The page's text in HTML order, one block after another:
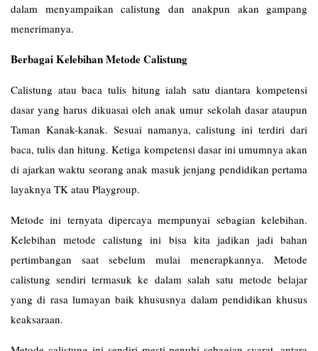
dalam menyampaikan calistung dan anakpun akan gampang
menerimanya.
Berbagai Kelebihan Metode Calistung
Calistung atau baca tulis hitung ialah satu diantara kompetensi
dasar yang harus dikuasai oleh anak umur sekolah dasar ataupun
Taman Kanak-kanak. Sesuai namanya, calistung ini terdiri dari
baca, tulis dan hitung. Ketiga kompetensi dasar ini umumnya akan
di ajarkan waktu seorang anak masuk jenjang pendidikan pertama
layaknya TK atau Playgroup.
Metode ini ternyata dipercaya mempunyai sebagian kelebihan.
Kelebihan metode calistung ini bisa kita jadikan jadi bahan
pertimbangan saat sebelum mulai menerapkannya. Metode
calistung sendiri termasuk ke dalam salah satu metode belajar
yang di rasa lumayan baik khususnya dalam pendidikan khusus
keaksaraan.